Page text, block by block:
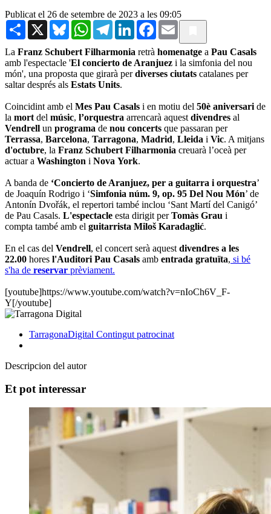
Publicat el 26 de setembre de 2023 a les 09:05
Share X BlueskyWhatsAppTelegramLinkedInFacebook
Email
La Franz Schubert Filharmonia retrà homenatge a Pau Casals
amb l'espectacle 'El concierto de Aranjuez i la simfonia del nou
món', una proposta que girarà perdiverses ciutats catalanes per
saltar després als Estats Units.
Coincidint amb el Mes Pau Casals i en motiu del 50è aniversari de
la mort del músic, l’orquestra arrencarà aquest divendres al
Vendrell un programa de nou concerts que passaran per
Terrassa, Barcelona, Tarragona, Madrid, Lleida i Vic. A mitjans
d'octubre, la Franz Schubert Filharmonia creuarà l’oceà per
actuar a Washington i Nova York.
A banda de ‘Concierto de Aranjuez, per a guitarra i orquestra’
de Joaquín Rodrigo i ‘Simfonia núm. 9, op. 95 Del Nou Món’ de
Antonín Dvořák, el repertori també inclou ‘Sant Martí del Canigó’
de Pau Casals. L'espectacle esta dirigit perTomàs Grau i
compta també amb el guitarrista Miloš Karadaglić.
En el cas del Vendrell, el concert serà aquest divendres a les
22.00 hores l'Auditori Pau Casals amb entrada gratuïta, si bé
s'ha de reservar prèviament.
[youtube]https://www.youtube.com/watch?v=nIoCh6V_F-
Y[/youtube]
TarragonaDigital Contingut patrocinat
Descripcion del autor
Et pot interessar